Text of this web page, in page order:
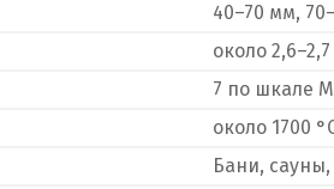
40–70 мм,
около
7 по шкале
около 1700
Бани,